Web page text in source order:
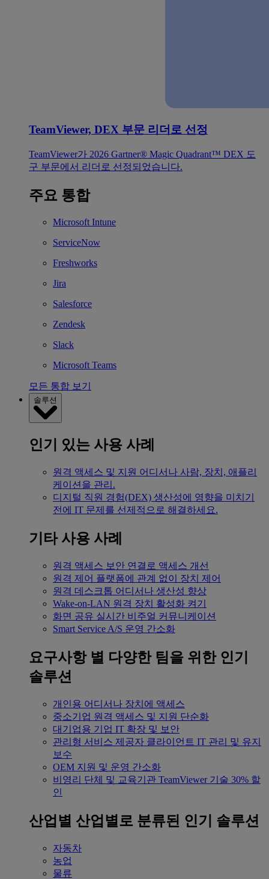
TeamViewer, DEX 부문 리더로 선정
TeamViewer가 2026 Gartner® Magic Quadrant™ DEX 도
구 부문에서 리더로 선정되었습니다.
주요 통합
Microsoft Intune
ServiceNow
Freshworks
Jira
Salesforce
Zendesk
Slack
Microsoft Teams
모든 통합 보기
솔루션
인기 있는 사용 사례
원격 액세스 및 지원 어디서나 사람, 장치, 애플리
케이션을 관리.
디지털 직원 경험(DEX) 생산성에 영향을 미치기
전에 IT 문제를 선제적으로 해결하세요.
기타 사용 사례
원격 액세스 보안 연결로 액세스 개선
원격 제어 플랫폼에 관계 없이 장치 제어
원격 데스크톱 어디서나 생산성 향상
Wake-on-LAN 원격 장치 활성화 켜기
화면 공유 실시간 비주얼 커뮤니케이션
Smart Service A/S 운영 간소화
요구사항 별 다양한 팀을 위한 인기
솔루션
개인용 어디서나 장치에 액세스
중소기업 원격 액세스 및 지원 단순화
대기업용 기업 IT 확장 및 보안
관리형 서비스 제공자 클라이언트 IT 관리 및 유지
보수
OEM 지원 및 운영 간소화
비영리 단체 및 교육기관 TeamViewer 기술 30% 할
인
산업별 산업별로 분류된 인기 솔루션
자동차
농업
물류